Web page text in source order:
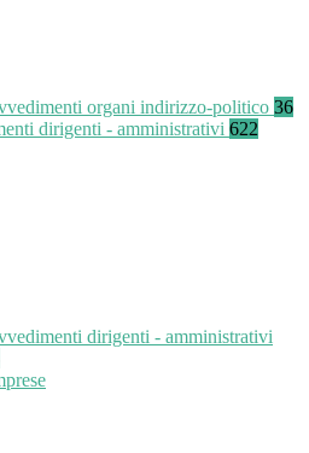
organi indirizzo-politico 36
dirigenti - amministrativi 622
dirigenti - amministrativi